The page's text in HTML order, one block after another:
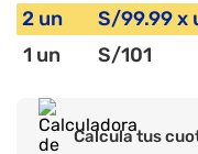
2 un S/99.99x
1 un S/101
Calcula tus